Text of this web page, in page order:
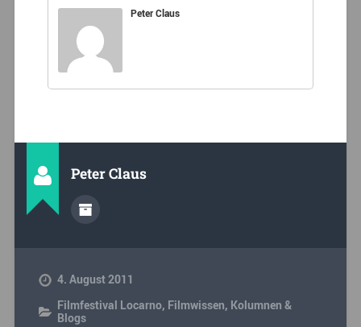
Peter Claus
Peter Claus
4. August 2011
Filmfestival Locarno, Filmwissen, Kolumnen &
Blogs